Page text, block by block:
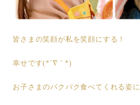
皆さまの笑顔が私を笑顔にする！
幸せです(*´∇｀*)
お子さまのパクパク食べてくれる姿に